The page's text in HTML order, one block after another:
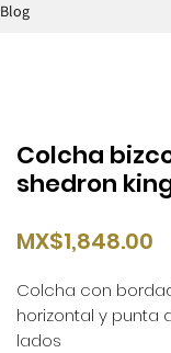
Blog
Colcha
shedron
MX$1,848.00
Colcha con
horizontal y punta
lados